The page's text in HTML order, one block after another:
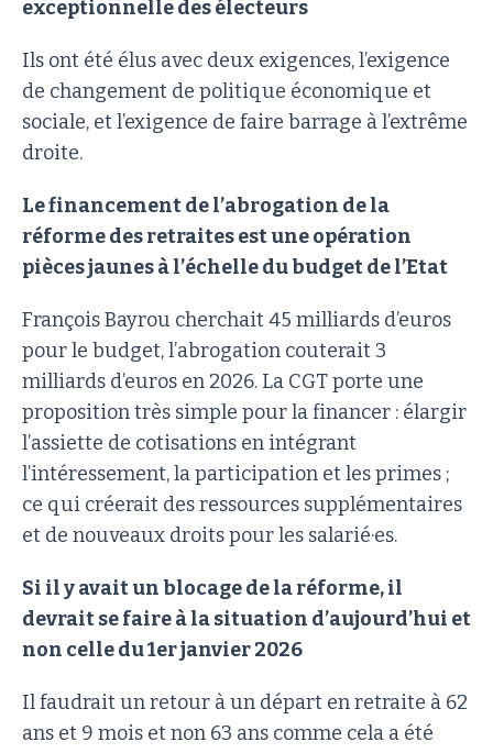
exceptionnelle des électeurs
Ils ont été élus avec deux exigences, l’exigence
de changement de politique économique et
sociale, et l’exigence de faire barrage à l’extrême
droite.
Le financement de l’abrogation de la
réforme des retraites est une opération
pièces jaunes à l’échelle du budget de l’Etat
François Bayrou cherchait 45 milliards d’euros
pour le budget, l’abrogation couterait 3
milliards d’euros en 2026. La CGT porte une
proposition très simple pour la financer : élargir
l’assiette de cotisations en intégrant
l’intéressement, la participation et les primes ;
ce qui créerait des ressources supplémentaires
et de nouveaux droits pour les salarié·es.
Si il y avait un blocage de la réforme, il
devrait se faire à la situation d’aujourd’hui et
non celle du 1er janvier 2026
Il faudrait un retour à un départ en retraite à 62
ans et 9 mois et non 63 ans comme cela a été